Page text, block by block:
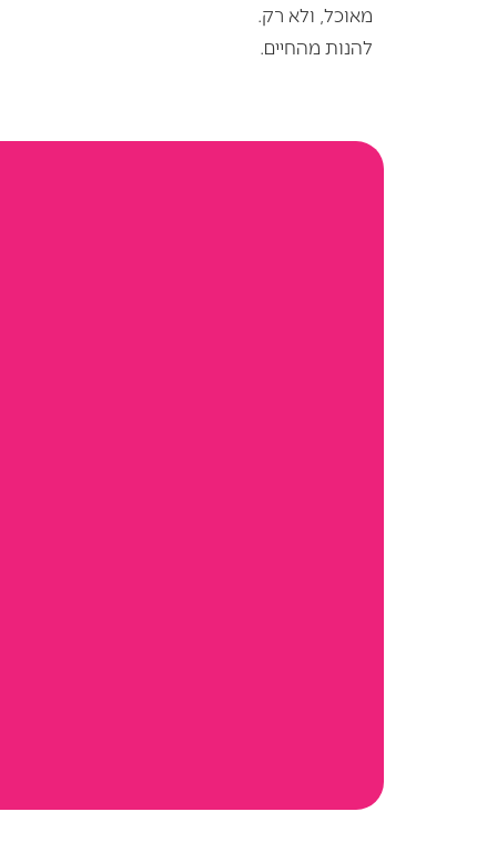
מאוכל, ולא רק.
להנות מהחיים.